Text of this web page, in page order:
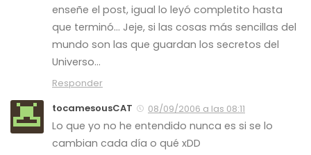
enseñe el post, igual lo leyó completito hasta
que terminó… Jeje, si las cosas más sencillas del
mundo son las que guardan los secretos del
Universo…
Responder
tocamesousCAT
08/09/2006 a las 08:11
Lo que yo no he entendido nunca es si se lo
cambian cada día o qué xDD